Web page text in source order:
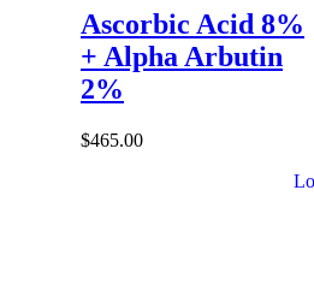
Ascorbic Acid 8%
+ Alpha Arbutin
2%
$465.00